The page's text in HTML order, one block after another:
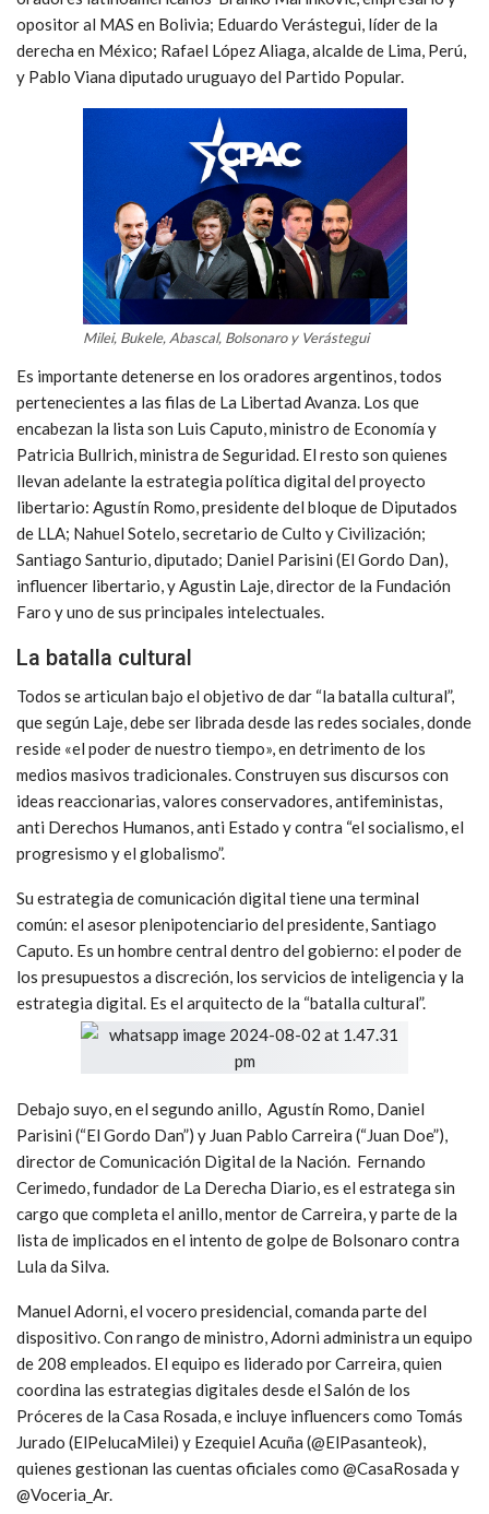
opositor al MAS en Bolivia; Eduardo Verástegui, líder de la
derecha en México; Rafael López Aliaga, alcalde de Lima, Perú,
y Pablo Viana diputado uruguayo del Partido Popular.
Milei, Bukele, Abascal, Bolsonaro y Verástegui
Es importante detenerse en los oradores argentinos, todos
pertenecientes a las filas de La Libertad Avanza. Los que
encabezan la lista son Luis Caputo, ministro de Economía y
Patricia Bullrich, ministra de Seguridad. El resto son quienes
llevan adelante la estrategia política digital del proyecto
libertario: Agustín Romo, presidente del bloque de Diputados
de LLA; Nahuel Sotelo, secretario de Culto y Civilización;
Santiago Santurio, diputado; Daniel Parisini (El Gordo Dan),
influencer libertario, y Agustin Laje, director de la Fundación
Faro y uno de sus principales intelectuales.
La batalla cultural
Todos se articulan bajo el objetivo de dar “la batalla cultural”,
que según Laje, debe ser librada desde las redes sociales, donde
reside «el poder de nuestro tiempo», en detrimento de los
medios masivos tradicionales. Construyen sus discursos con
ideas reaccionarias, valores conservadores, antifeministas,
anti Derechos Humanos, anti Estado y contra “el socialismo, el
progresismo y el globalismo”.
Su estrategia de comunicación digital tiene una terminal
común: el asesor plenipotenciario del presidente, Santiago
Caputo. Es un hombre central dentro del gobierno: el poder de
los presupuestos a discreción, los servicios de inteligencia y la
estrategia digital. Es el arquitecto de la “batalla cultural”.
Debajo suyo, en el segundo anillo, Agustín Romo, Daniel
Parisini (“El Gordo Dan”) y Juan Pablo Carreira (“Juan Doe”),
director de Comunicación Digital de la Nación. Fernando
Cerimedo, fundador de La Derecha Diario, es el estratega sin
cargo que completa el anillo, mentor de Carreira, y parte de la
lista de implicados en el intento de golpe de Bolsonaro contra
Lula da Silva.
Manuel Adorni, el vocero presidencial, comanda parte del
dispositivo. Con rango de ministro, Adorni administra un equipo
de 208 empleados. El equipo es liderado por Carreira, quien
coordina las estrategias digitales desde el Salón de los
Próceres de la Casa Rosada, e incluye influencers como Tomás
Jurado (ElPelucaMilei) y Ezequiel Acuña (@ElPasanteok),
quienes gestionan las cuentas oficiales como @CasaRosada y
@Voceria_Ar.